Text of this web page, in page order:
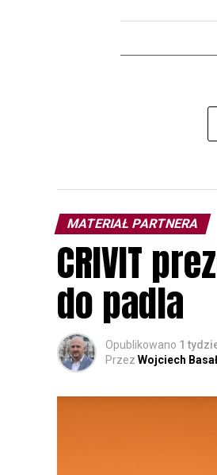
MATERIAŁ PARTNERA
CRIVIT
do padla
Opublikowano 1
Przez Wojciech